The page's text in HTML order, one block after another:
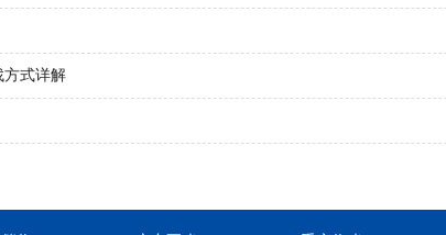
方式详解